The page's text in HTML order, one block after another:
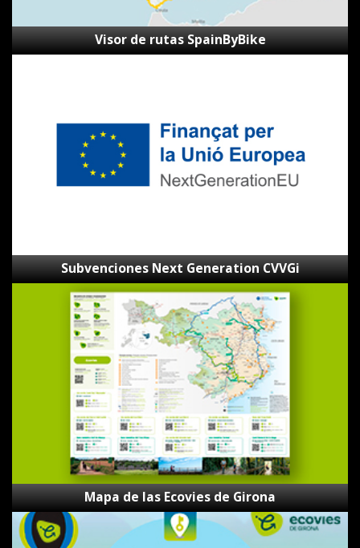
Visor de rutas SpainByBike
Subvenciones Next Generation CVVGi
Mapa de las Ecovies de Girona
Los
Secretos